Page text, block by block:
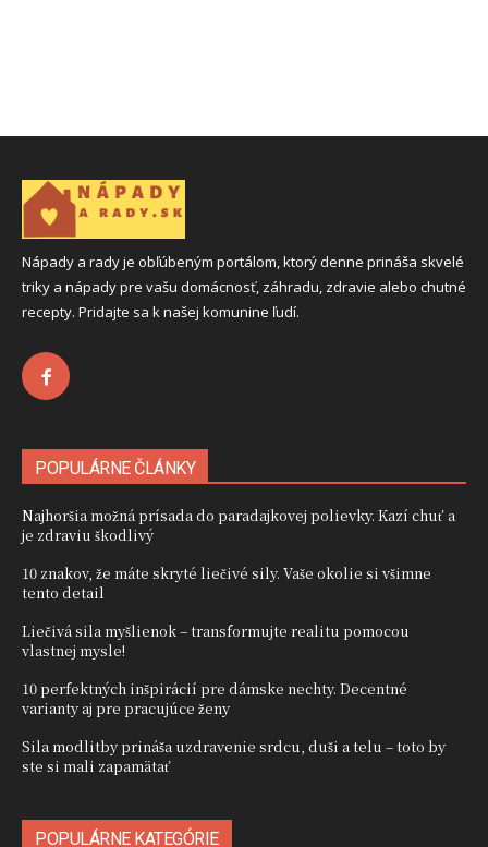
Nápady a rady je obľúbeným portálom, ktorý denne prináša skvelé
triky a nápady pre vašu domácnosť, záhradu, zdravie alebo chutné
recepty. Pridajte sa k našej komunine ľudí.
POPULÁRNE ČLÁNKY
Najhoršia možná prísada do paradajkovej polievky. Kazí chuť a
je zdraviu škodlivý
10 znakov, že máte skryté liečivé sily. Vaše okolie si všimne
tento detail
Liečivá sila myšlienok – transformujte realitu pomocou
vlastnej mysle!
10 perfektných inšpirácií pre dámske nechty. Decentné
varianty aj pre pracujúce ženy
Sila modlitby prináša uzdravenie srdcu, duši a telu – toto by
ste si mali zapamätať
POPULÁRNE KATEGÓRIE